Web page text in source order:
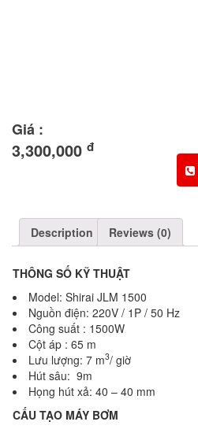
Giá :
3,300,000 đ
Description Reviews (0)
THÔNG SỐ KỸ THUẬT
Model: Shirai JLM 1500
Nguồn điện: 220V / 1P / 50 Hz
Công suất : 1500W
Cột áp : 65 m
Lưu lượng: 7 m3/ giờ
Hút sâu: 9m
Họng hút xả: 40 – 40 mm
CẤU TẠO MÁY BƠM